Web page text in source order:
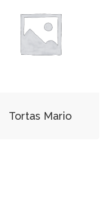
Tortas Mario